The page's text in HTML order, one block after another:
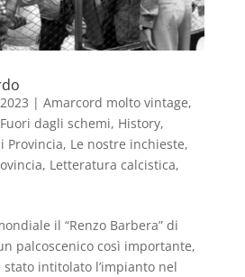
| Amarcord molto vintage,
Fuori dagli schemi, History,
Provincia, Le nostre inchieste,
, Letteratura calcistica,
il “Renzo Barbera” di
palcoscenico così importante,
stato intitolato l’impianto nel